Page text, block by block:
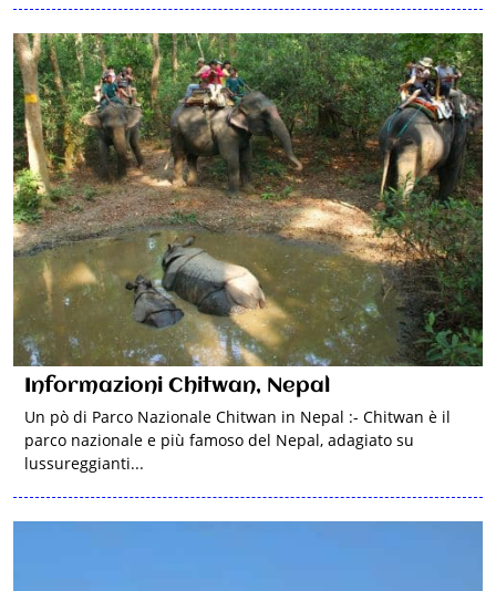
Informazioni Chitwan, Nepal
Un pò di Parco Nazionale Chitwan in Nepal :- Chitwan è il
parco nazionale e più famoso del Nepal, adagiato su
lussureggianti...